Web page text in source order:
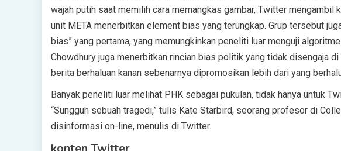
wajah putih saat memilih cara memangkas gambar, Twitter mengambil
unit META menerbitkan element bias yang terungkap. Grup tersebut
bias” yang pertama, yang memungkinkan peneliti luar menguji
Chowdhury juga menerbitkan rincian bias politik yang tidak disengaja
berita berhaluan kanan sebenarnya dipromosikan lebih dari yang
Banyak peneliti luar melihat PHK sebagai pukulan, tidak hanya untuk
“Sungguh sebuah tragedi,” tulis Kate Starbird, seorang profesor di
disinformasi on-line, menulis di Twitter.